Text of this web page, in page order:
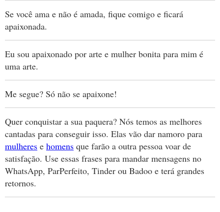
Se você ama e não é amada, fique comigo e ficará
apaixonada.
Eu sou apaixonado por arte e mulher bonita para mim é
uma arte.
Me segue? Só não se apaixone!
Quer conquistar a sua paquera? Nós temos as melhores
cantadas para conseguir isso. Elas vão dar namoro para
mulheres e homens que farão a outra pessoa voar de
satisfação. Use essas frases para mandar mensagens no
WhatsApp, ParPerfeito, Tinder ou Badoo e terá grandes
retornos.